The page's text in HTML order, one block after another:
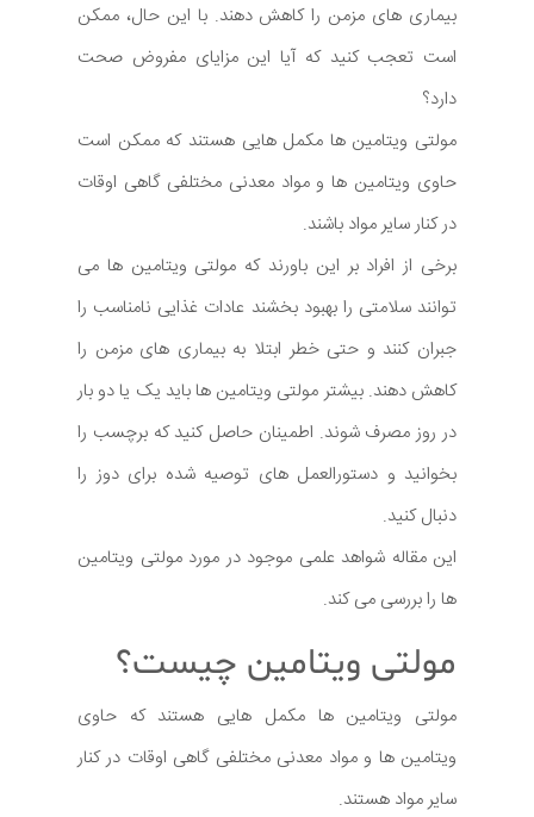
بیماری های مزمن را کاهش دهند. با این حال، ممکن
است تعجب کنید که آیا این مزایای مفروض صحت
دارد؟
مولتی ویتامین ها مکمل هایی هستند که ممکن است
حاوی ویتامین ها و مواد معدنی مختلفی گاهی اوقات
در کنار سایر مواد باشند.
برخی از افراد بر این باورند که مولتی ویتامین ها می
توانند سلامتی را بهبود بخشند عادات غذایی نامناسب را
جبران کنند و حتی خطر ابتلا به بیماری های مزمن را
کاهش دهند. بیشتر مولتی ویتامین ها باید یک یا دو بار
در روز مصرف شوند. اطمینان حاصل کنید که برچسب را
بخوانید و دستورالعمل های توصیه شده برای دوز را
دنبال کنید.
این مقاله شواهد علمی موجود در مورد مولتی ویتامین
ها را بررسی می کند.
مولتی ویتامین چیست؟
مولتی ویتامین ها مکمل هایی هستند که حاوی
ویتامین ها و مواد معدنی مختلفی گاهی اوقات در کنار
سایر مواد هستند.